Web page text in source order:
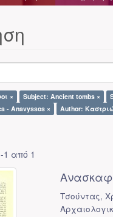
× Subject: Ancient tombs ×
- Anavyssos ×
Author:
από 1
Τσούντας,